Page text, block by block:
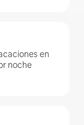
en
noche